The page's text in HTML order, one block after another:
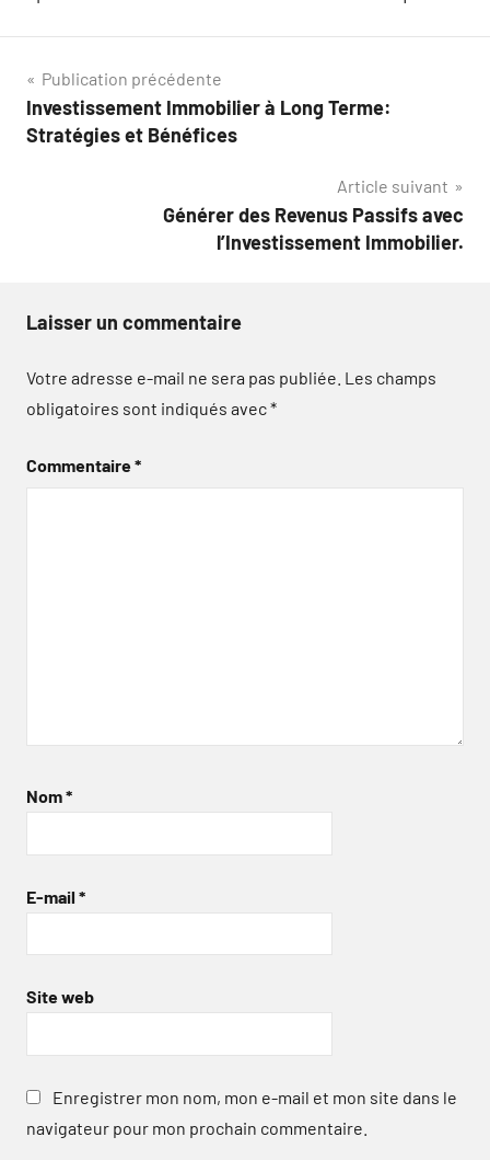
Navigation
de
Publication précédente
Investissement Immobilier à Long Terme:
Stratégies et Bénéfices
Article suivant
Générer des Revenus Passifs avec
l’Investissement Immobilier.
Laisser un commentaire
Votre adresse e-mail ne sera pas publiée. Les champs
obligatoires sont indiqués avec*
Commentaire*
Nom*
E-mail *
Site web
Enregistrer mon nom, mon e-mail et mon site dans le
navigateur pour mon prochain commentaire.